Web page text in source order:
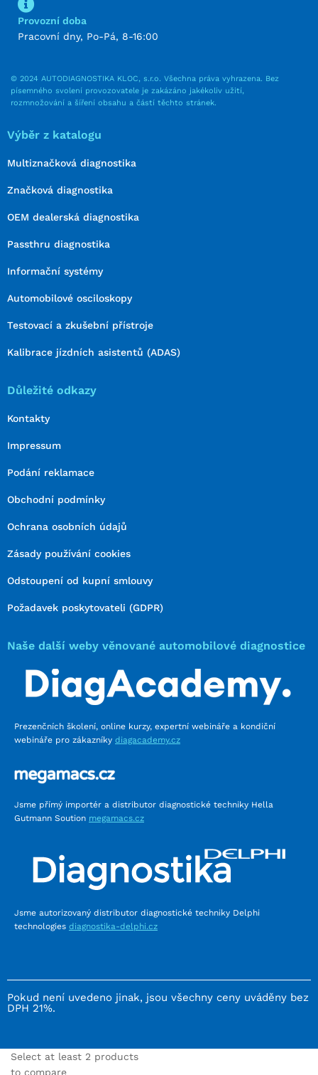
Provozní doba
Pracovní dny, Po-Pá, 8-16:00
© 2024 AUTODIAGNOSTIKA KLOC, s.r.o. Všechna práva vyhrazena. Bez
písemného svolení provozovatele je zakázáno jakékoliv užití,
rozmnožování a šíření obsahu a částí těchto stránek.
Výběr z katalogu
Multiznačková diagnostika
Značková diagnostika
OEM dealerská diagnostika
Passthru diagnostika
Informační systémy
Automobilové osciloskopy
Testovací a zkušební přístroje
Kalibrace jízdních asistentů (ADAS)
Důležité odkazy
Kontakty
Impressum
Podání reklamace
Obchodní podmínky
Ochrana osobních údajů
Zásady používání cookies
Odstoupení od kupní smlouvy
Požadavek poskytovateli (GDPR)
Naše další weby věnované automobilové diagnostice
Prezenčních školení, online kurzy, expertní webináře a kondiční
webináře pro zákazníky diagacademy.cz
Jsme přímý importér a distributor diagnostické techniky Hella
Gutmann Soution megamacs.cz
Jsme autorizovaný distributor diagnostické techniky Delphi
technologies diagnostika-delphi.cz
Pokud není uvedeno jinak, jsou všechny ceny uváděny bez
DPH 21%.
Select at least 2 products
to compare